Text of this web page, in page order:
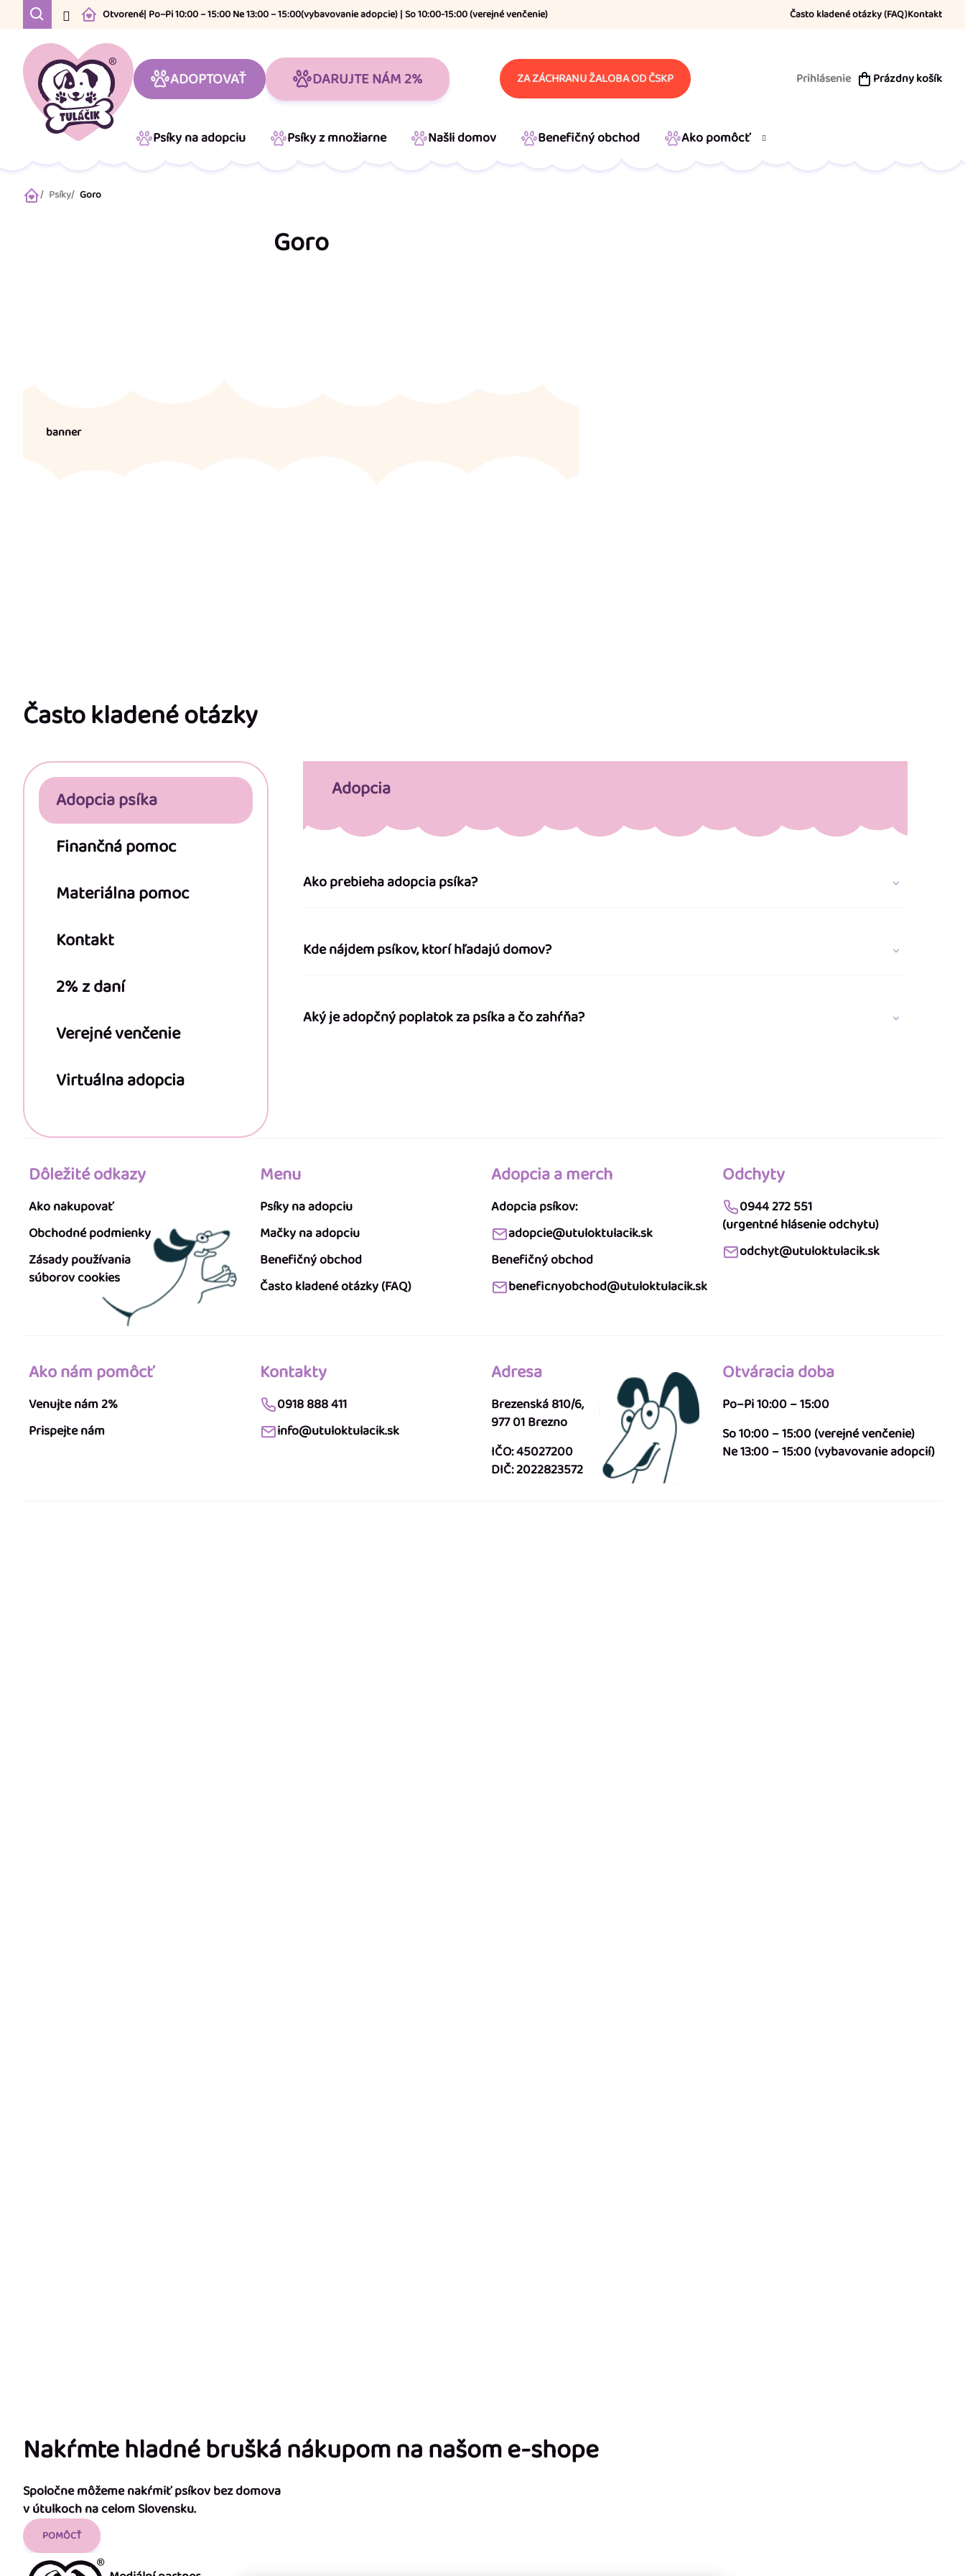
Často kladené otázky (FAQ)Kontakt
Otvorené| Po–Pi 10:00 – 15:00 Ne 13:00 – 15:00(vybavovanie adopcie) | So 10:00-15:00 (verejné venčenie)
ADOPTOVAŤ DARUJTE NÁM 2% ZA ZÁCHRANU ŽALOBA OD ČSKP Prihlásenie
NÁKUPNÝ
Prázdny košík
Psíky na adopciu Psíky z množiarne Našli domov Benefičný obchod Ako pomôcť
DomovPsíky Goro
Goro
banner
Často kladené otázky
Adopcia psíka
Finančná pomoc
Materiálna pomoc
Kontakt
2% z daní
Verejné venčenie
Virtuálna adopcia
Adopcia
Ako prebieha adopcia psíka?
Kde nájdem psíkov, ktorí hľadajú domov?
Aký je adopčný poplatok za psíka a čo zahŕňa?
Dôležité odkazy
Ako nakupovať
Obchodné podmienky
Zásady používania
súborov cookies
Menu
Psíky na adopciu
Mačky na adopciu
Benefičný obchod
Často kladené otázky (FAQ)
Adopcia a merch
Adopcia psíkov:
adopcie@utuloktulacik.sk
Benefičný obchod
beneficnyobchod@utuloktulacik.sk
Odchyty
0944 272 551
(urgentné hlásenie odchytu)
odchyt@utuloktulacik.sk
Ako nám pomôcť
Venujte nám 2%
Prispejte nám
Kontakty
0918 888 411
info@utuloktulacik.sk
Adresa
Brezenská 810/6,
977 01 Brezno
IČO: 45027200
DIČ: 2022823572
Otváracia doba
Po–Pi 10:00 – 15:00
So 10:00 – 15:00 (verejné venčenie)
Ne 13:00 – 15:00 (vybavovanie adopcií)
Nakŕmte hladné brušká nákupom na našom e-shope
Spoločne môžeme nakŕmiť psíkov bez domova
v útulkoch na celom Slovensku.
POMÔCŤ